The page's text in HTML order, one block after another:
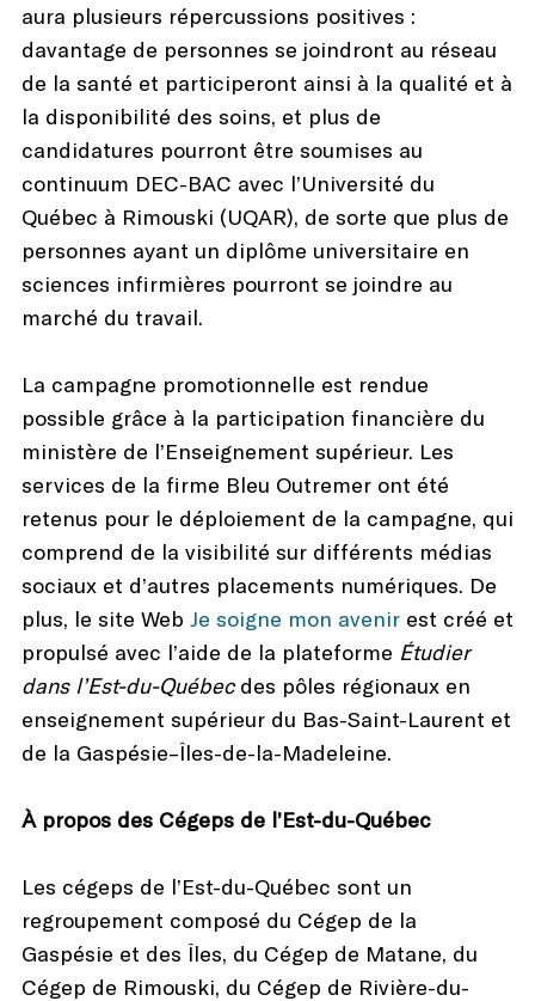
aura plusieurs répercussions positives :
davantage de personnes se joindront au réseau
de la santé et participeront ainsi à la qualité et à
la disponibilité des soins, et plus de
candidatures pourront être soumises au
continuum DEC-BAC avec l’Université du
Québec à Rimouski (UQAR), de sorte que plus de
personnes ayant un diplôme universitaire en
sciences infirmières pourront se joindre au
marché du travail.
La campagne promotionnelle est rendue
possible grâce à la participation financière du
ministère de l’Enseignement supérieur. Les
services de la firme Bleu Outremer ont été
retenus pour le déploiement de la campagne, qui
comprend de la visibilité sur différents médias
sociaux et d’autres placements numériques. De
plus, le site Web Je soigne mon avenir est créé et
propulsé avec l’aide de la plateforme Étudier
dans l’Est-du-Québecdes pôles régionaux en
enseignement supérieur du Bas-Saint-Laurent et
de la Gaspésie–Îles-de-la-Madeleine.
À propos des Cégeps de l’Est-du-Québec
Les cégeps de l’Est-du-Québec sont un
regroupement composé du Cégep de la
Gaspésie et des Îles, du Cégep de Matane, du
Cégep de Rimouski, du Cégep de Rivière-du-